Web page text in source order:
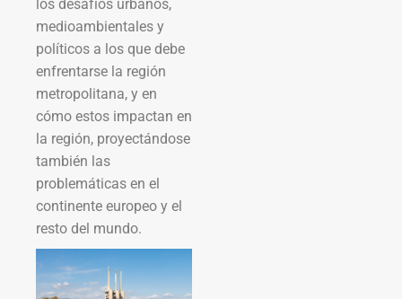
los desafíos urbanos,
medioambientales y
políticos a los que debe
enfrentarse la región
metropolitana, y en
cómo estos impactan en
la región, proyectándose
también las
problemáticas en el
continente europeo y el
resto del mundo.